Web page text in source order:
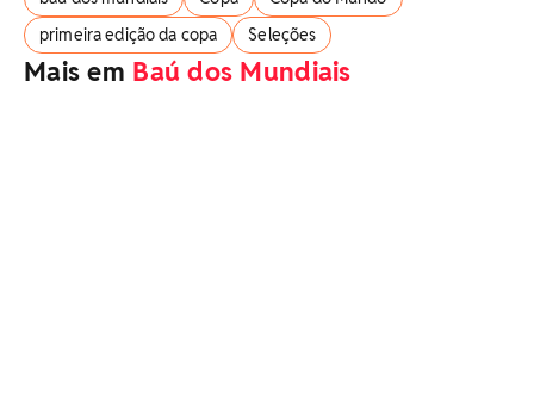
primeira edição da copa
Seleções
Mais em Baú dos Mundiais